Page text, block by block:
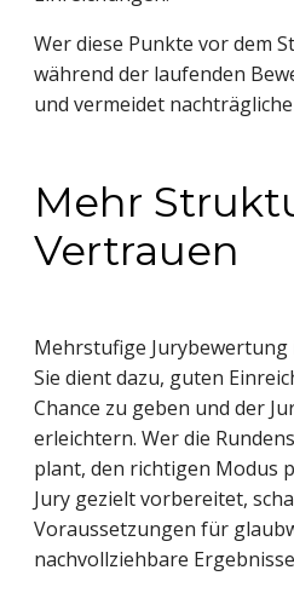
Wer diese Punkte vor dem
während der laufenden
und vermeidet
Mehr
Vertrauen
Mehrstufige Jurybewertung
Sie dient dazu, guten
Chance zu geben und der
erleichtern. Wer die
plant, den richtigen Modus
Jury gezielt vorbereitet,
Voraussetzungen für
nachvollziehbare